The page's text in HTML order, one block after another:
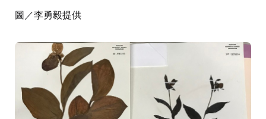
圖／李勇毅提供